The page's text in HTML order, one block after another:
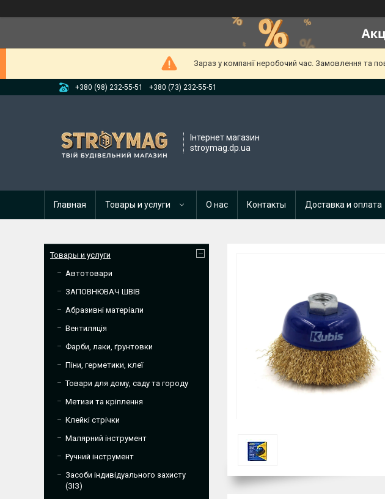
Зараз у компанії неробочий час. Замовлення та
+380 (98) 232-55-51 +380 (73) 232-55-51
Інтернет магазин
stroymag.dp.ua
Главная Товары и услуги О нас Контакты Доставка и оплата
Товары и услуги
Автотовари
ЗАПОВНЮВАЧ ШВІВ
Абразивні матеріали
Вентиляція
Фарби, лаки, ґрунтовки
Піни, герметики, клеї
Товари для дому, саду та городу
Метизи та кріплення
Клейкі стрічки
Малярний інструмент
Ручний інструмент
Засоби індивідуального захисту
(ЗІЗ)